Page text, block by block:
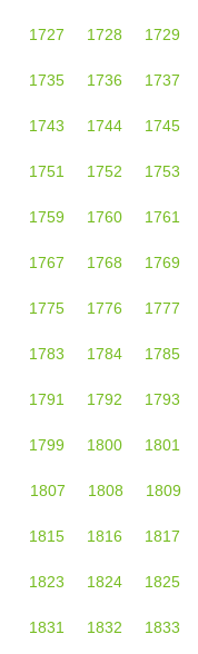
1727 1728 1729
1735 1736 1737
1743 1744 1745
1751 1752 1753
1759 1760 1761
1767 1768 1769
1775 1776 1777
1783 1784 1785
1791 1792 1793
1799 1800 1801
1807 1808 1809
1815 1816 1817
1823 1824 1825
1831 1832 1833